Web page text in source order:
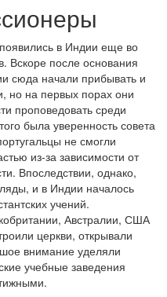
в Индии еще во
Вскоре после основания
сюда начали прибывать и
но на первых порах они
проповедовать среди
была уверенность совета
не смогли
из-за зависимости от
Впоследствии, однако,
и в Индии началось
учений.
Австралии, США
церкви, открывали
внимание уделяли
учебные заведения